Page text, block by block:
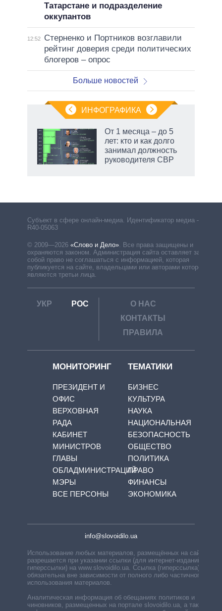
Татарстане и подразделение
оккупантов
12:52
Стерненко и Портников возглавили
рейтинг доверия среди политических
блогеров – опрос
Больше новостей
ИНФОГРАФИКА
От 1 месяца – до 5
лет: кто и как долго
занимал должность
руководителя СВР
Субъект в сфере онлайн-медиа. Идентификатор медиа –
R40-05063
© 2009—2026 «Слово и Дело» Все права защищены и
охраняются законом. Администрация сайта оставляет за
собой право не соглашаться с информацией, которая
публикуется на сайте, владельцами или авторами которой
являются третьи лица.
УКР РОС
О НАС
КОНТАКТЫ
ПРАВИЛА
МОНИТОРИНГ
ПРЕЗИДЕНТ И
ОФИС
ВЕРХОВНАЯ
РАДА
КАБИНЕТ
МИНИСТРОВ
ГЛАВЫ
ОБЛАДМИНИСТРАЦИЙ
МЭРЫ
ВСЕ ПЕРСОНЫ
ТЕМАТИКИ
БИЗНЕС
КУЛЬТУРА
НАУКА
НАЦИОНАЛЬНАЯ
БЕЗОПАСНОСТЬ
ОБЩЕСТВО
ПОЛИТИКА
ПРАВО
ФИНАНСЫ
ЭКОНОМИКА
info@slovoidilo.ua
Использование любых материалов, размещённых на сайте,
разрешается при указании ссылки (для интернет-изданий —
гиперссылки) на www.slovoidilo.ua. Ссылка (гиперссылка)
обязательна вне зависимости от полного либо частичного
использования материалов.
Аналитическая информация об обещаниях политиков и
чиновников, размещенных на портале slovoidilo.ua, а также